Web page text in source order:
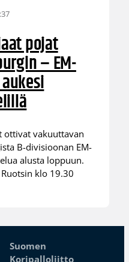
pojat
– EM-
ottivat vakuuttavan
B-divisioonan EM-
alusta loppuun.
klo 19.30
Suomen
Koripalloliitto